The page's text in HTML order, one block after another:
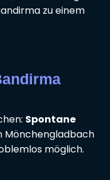
zu einem
Spontane
Mönchengladbach
möglich.